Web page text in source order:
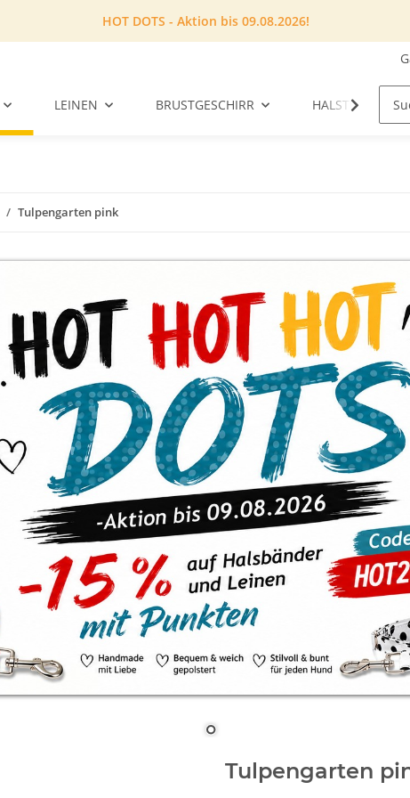
HOT DOTS - Aktion bis 09.08.2026!
LEINEN BRUSTGESCHIRR HALSTUCH
Tulpengarten pink
Tulpengarten